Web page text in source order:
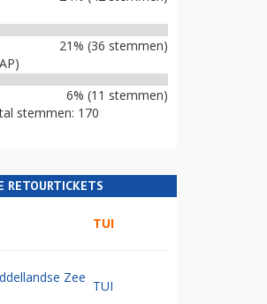
21% (36 stemmen)
6% (11 stemmen)
stemmen: 170
RETOURTICKETS
TUI
Zee
TUI